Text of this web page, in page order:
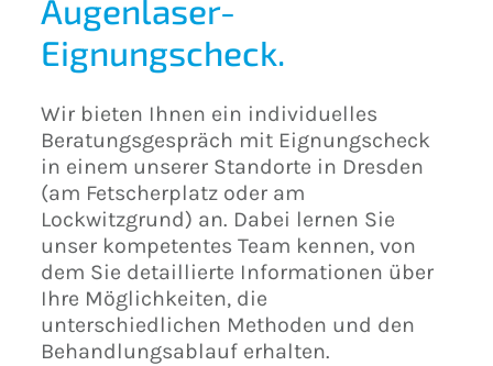
Augenlaser-
Eignungscheck.
Wir bieten Ihnen ein individuelles
Beratungsgespräch mit Eignungscheck
in einem unserer Standorte in Dresden
(am Fetscherplatz oder am
Lockwitzgrund) an. Dabei lernen Sie
unser kompetentes Team kennen, von
dem Sie detaillierte Informationen über
Ihre Möglichkeiten, die
unterschiedlichen Methoden und den
Behandlungsablauf erhalten.